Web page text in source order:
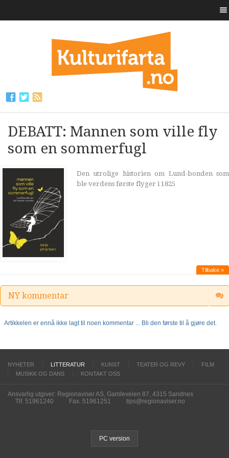
DEBATT: Mannen som ville fly
som en sommerfugl
Den utrolige historien om Lund-bonden som
ble verdens første flyger i 1825
Tilbake »
NY kommentar
Artikkelen er ennå ikke lagt til noen kommentar ... Bli den første til å gjøre det.
NYHETER LITTERATUR KUNST TEATER OG REVY
FILM
MUSIKK OG DANS
KONTAKT OSS
Ansvarlig utgiver: Regionaviser AS, Gamleveien 87, 4315 Sandnes
Tlf. 51961240
Fax. 51961251 tips@regionaviser.no
PC version